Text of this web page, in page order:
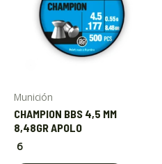
Munición
CHAMPION BBS 4,5 MM
8,48GR APOLO
6